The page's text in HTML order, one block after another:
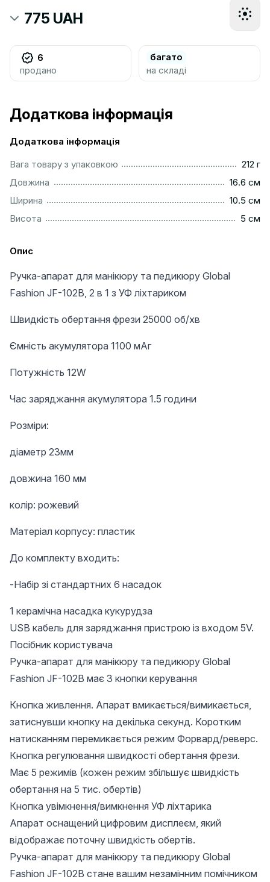
775 UAH
6
продано
багато
на складі
Додаткова інформація
Додаткова інформація
Вага товару з упаковкою
212 г
Довжина
16.6 см
Ширина
10.5 см
Висота
5 см
Опис
Ручка-апарат для манікюру та педикюру Global
Fashion JF-102В, 2 в 1 з УФ ліхтариком
Швидкість обертання фрези 25000 об/хв
Ємність акумулятора 1100 мАг
Потужність 12W
Час заряджання акумулятора 1.5 години
Розміри:
діаметр 23мм
довжина 160 мм
колір: рожевий
Матеріал корпусу: пластик
До комплекту входить:
-Набір зі стандартних 6 насадок
1 керамічна насадка кукурудза
USB кабель для заряджання пристрою із входом 5V.
Посібник користувача
Ручка-апарат для манікюру та педикюру Global
Fashion JF-102В має 3 кнопки керування
Кнопка живлення. Апарат вмикається/вимикається,
затиснувши кнопку на декілька секунд. Коротким
натисканням перемикається режим Форвард/реверс.
Кнопка регулювання швидкості обертання фрези.
Має 5 режимів (кожен режим збільшує швидкість
обертання на 5 тис. обертів)
Кнопка увімкнення/вимкнення УФ ліхтарика
Апарат оснащений цифровим дисплеєм, який
відображає поточну швидкість обертів.
Ручка-апарат для манікюру та педикюру Global
Fashion JF-102В стане вашим незамінним помічником